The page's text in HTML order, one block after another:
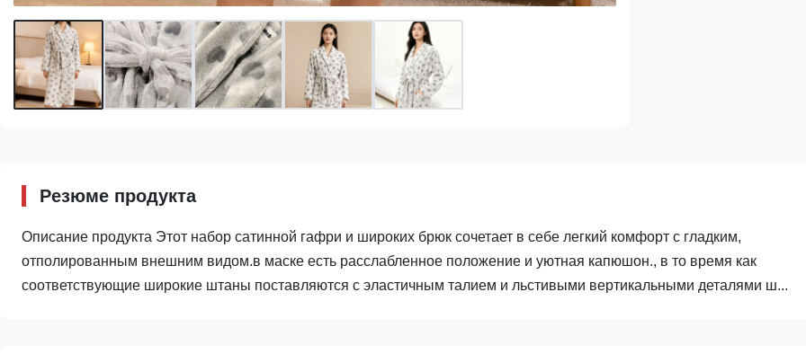
Резюме продукта
Описание продукта Этот набор сатинной гафри и широких брюк сочетает в себе легкий комфорт с гладким,
отполированным внешним видом.в маске есть расслабленное положение и уютная капюшон., в то время как
соответствующие широкие штаны поставляются с эластичным талием и льстивыми вертикальными деталями ш...